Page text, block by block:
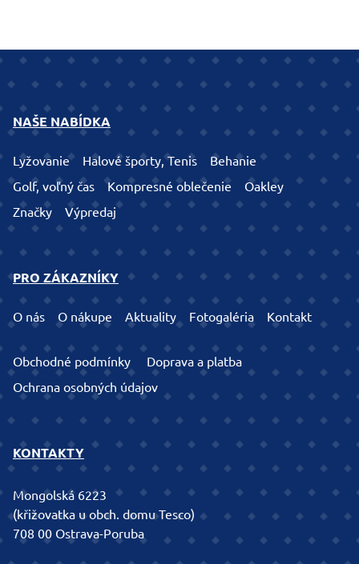
NAŠE NABÍDKA
Lyžovanie Halové športy, Tenis
Behanie
Golf, voľný čas
Kompresné oblečenie
Oakley
Značky
Výpredaj
PRO ZÁKAZNÍKY
O nás O nákupe Aktuality Fotogaléria Kontakt
Obchodné podmínky
Doprava a platba
Ochrana osobných údajov
KONTAKTY
Mongolská 6223
(křižovatka u obch. domu Tesco)
708 00 Ostrava-Poruba